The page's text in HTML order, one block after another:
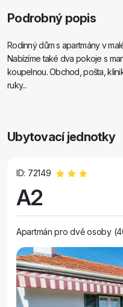
Podrobný popis
Rodinný dům s apartmány v
Nabízíme také dva pokoje s
koupelnou. Obchod, pošta,
ruky...
Ubytovací jednotky
ID: 72149
A2
Apartmán pro dvě osoby